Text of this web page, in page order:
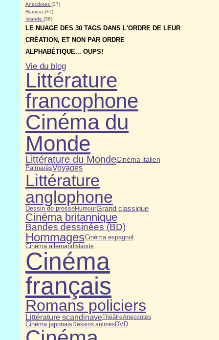
Anecdotes (37)
Humour(37)
Islande (36)
LE NUAGE DES 30 TAGS DANS L'ORDRE DE LEUR
CRÉATION, ET NON PAR ORDRE
ALPHABÉTIQUE... OUPS!
Vie du blog
Littérature
francophone
Cinéma du
Monde
Littérature du MondeCinéma italien
PalmarèsVoyages
Littérature
anglophone
Dessin de presseHumourGrand classique
Cinéma britannique
Bandes dessinées (BD)
HommagesCinéma espagnol
Cinéma allemandIslande
Cinéma
français
Romans policiers
Littérature scandinaveThéâtreAnecdotes
Cinéma japonaisDessins animésDVD